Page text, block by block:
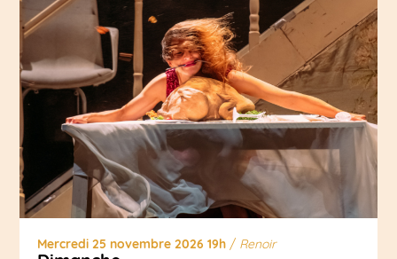
Mercredi 25 novembre 2026 19h/ Renoir